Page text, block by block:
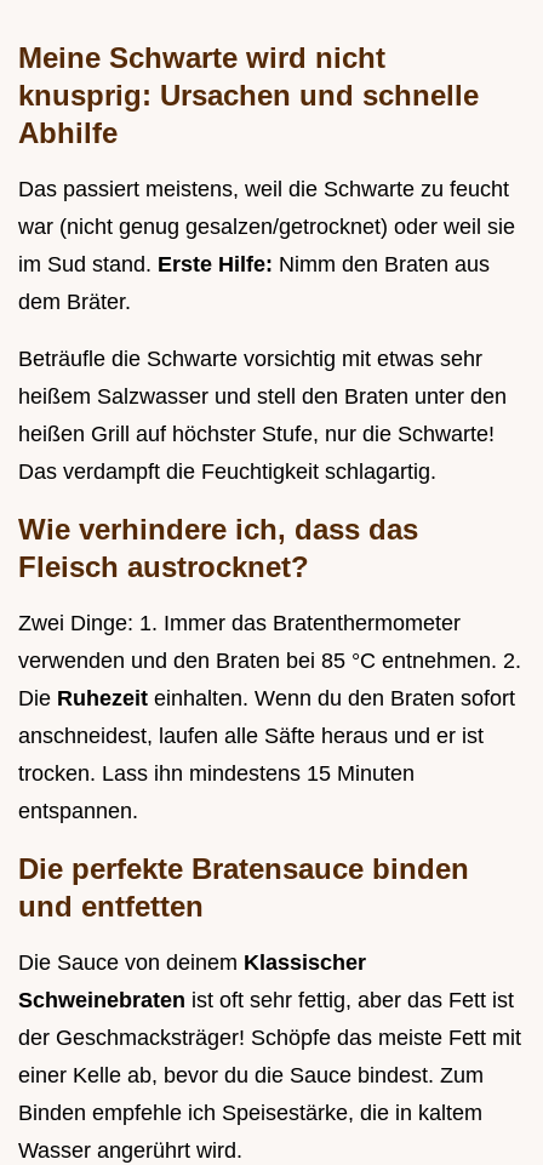
Meine Schwarte wird nicht
knusprig: Ursachen und schnelle
Abhilfe
Das passiert meistens, weil die Schwarte zu feucht
war (nicht genug gesalzen/getrocknet) oder weil sie
im Sud stand. Erste Hilfe: Nimm den Braten aus
dem Bräter.
Beträufle die Schwarte vorsichtig mit etwas sehr
heißem Salzwasser und stell den Braten unter den
heißen Grill auf höchster Stufe, nur die Schwarte!
Das verdampft die Feuchtigkeit schlagartig.
Wie verhindere ich, dass das
Fleisch austrocknet?
Zwei Dinge: 1. Immer das Bratenthermometer
verwenden und den Braten bei 85 °C entnehmen. 2.
Die Ruhezeit einhalten. Wenn du den Braten sofort
anschneidest, laufen alle Säfte heraus und er ist
trocken. Lass ihn mindestens 15 Minuten
entspannen.
Die perfekte Bratensauce binden
und entfetten
Die Sauce von deinem Klassischer
Schweinebraten ist oft sehr fettig, aber das Fett ist
der Geschmacksträger! Schöpfe das meiste Fett mit
einer Kelle ab, bevor du die Sauce bindest. Zum
Binden empfehle ich Speisestärke, die in kaltem
Wasser angerührt wird.